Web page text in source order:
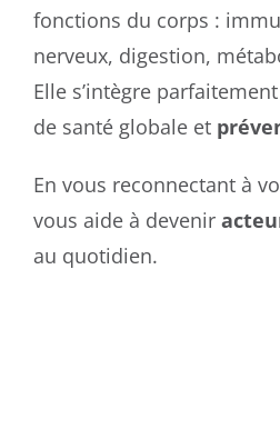
fonctions du corps :
nerveux, digestion,
Elle s’intègre
de santé globale et
En vous reconnectant à
vous aide à devenir
au quotidien.